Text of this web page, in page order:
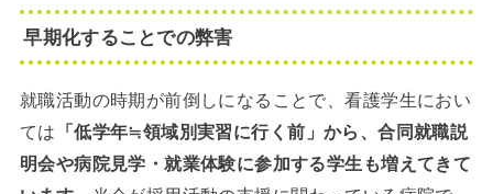
早期化することでの弊害
就職活動の時期が前倒しになることで、看護学生におい
ては 「低学年≒領域別実習に行く前」から、合同就職説
明会や病院見学・就業体験に参加する学生も増えてきて